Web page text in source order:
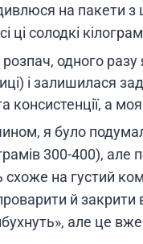
на пакети з
ці солодкі
одного
) і залишилася
консистенції, а
я було
300-400),
на густий
й
але це